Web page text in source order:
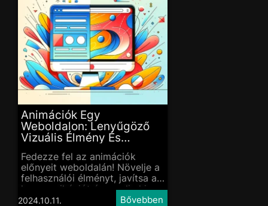
Animációk Egy
Weboldalon: Lenyűgöző
Vizuális Élmény És
Hatékony Kommunikáció
Fedezze fel az animációk
előnyeit weboldalán! Növelje a
felhasználói élményt, javítsa a
kommunikációt és emelje ki
márkáját animációkkal.
2024.10.11.